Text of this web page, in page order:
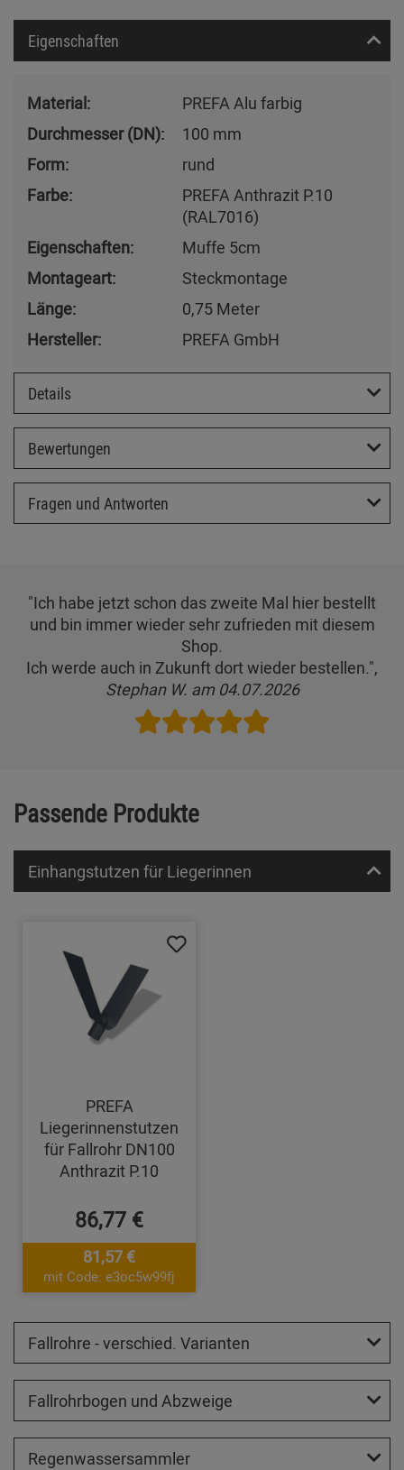
Eigenschaften
Material:
PREFA Alu farbig
Durchmesser (DN):
100 mm
Form:
rund
Farbe:
PREFA Anthrazit P.10
(RAL7016)
Eigenschaften:
Muffe 5cm
Montageart:
Steckmontage
Länge:
0,75 Meter
Hersteller:
PREFA GmbH
Details
Bewertungen
Fragen und Antworten
"Ich habe jetzt schon das zweite Mal hier bestellt
und bin immer wieder sehr zufrieden mit diesem
Shop.
Ich werde auch in Zukunft dort wieder bestellen.",
Stephan W. am 04.07.2026
Passende Produkte
Einhangstutzen für Liegerinnen
PREFA
Liegerinnenstutzen
für Fallrohr DN100
Anthrazit P.10
86,77 €
81,57 €
mit Code: e3oc5w99fj
Fallrohre - verschied. Varianten
Fallrohrbogen und Abzweige
Regenwassersammler